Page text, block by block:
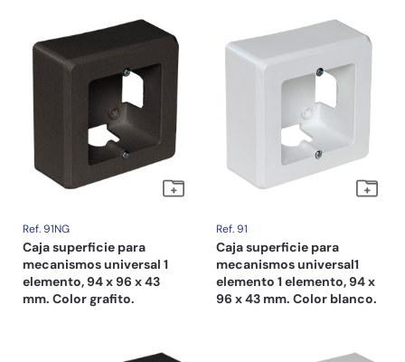
Ref. 91NG
Caja superficie para
mecanismos universal 1
elemento, 94 x 96 x 43
mm. Color grafito.
Ref. 91
Caja superficie para
mecanismos universal1
elemento 1 elemento, 94 x
96 x 43 mm. Color blanco.